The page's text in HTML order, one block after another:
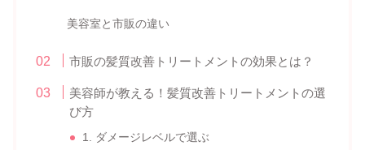
美容室と市販の違い
市販の髪質改善トリートメントの効果とは？
美容師が教える！髪質改善トリートメントの選
び方
1. ダメージレベルで選ぶ